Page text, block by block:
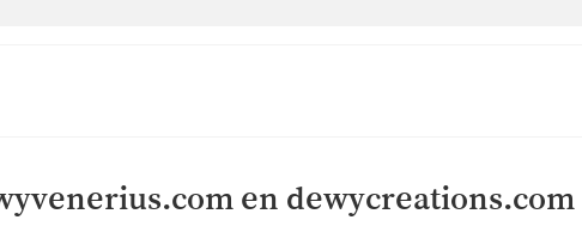
en dewycreations.com